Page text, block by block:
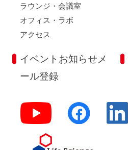
ラウンジ・会議室
オフィス・ラボ
アクセス
イベントお知らせメ
ール登録